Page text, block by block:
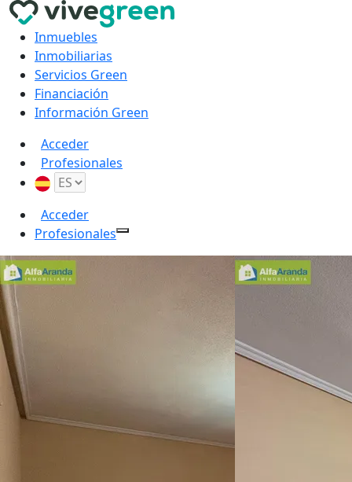
Inmuebles
Inmobiliarias
Servicios Green
Financiación
Información Green
Acceder
Profesionales
Acceder
Profesionales